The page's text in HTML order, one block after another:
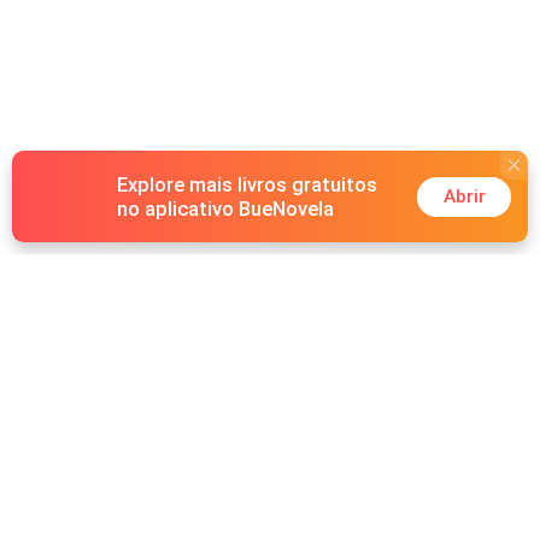
Explore mais livros gratuitos
no aplicativo BueNovela
Abrir